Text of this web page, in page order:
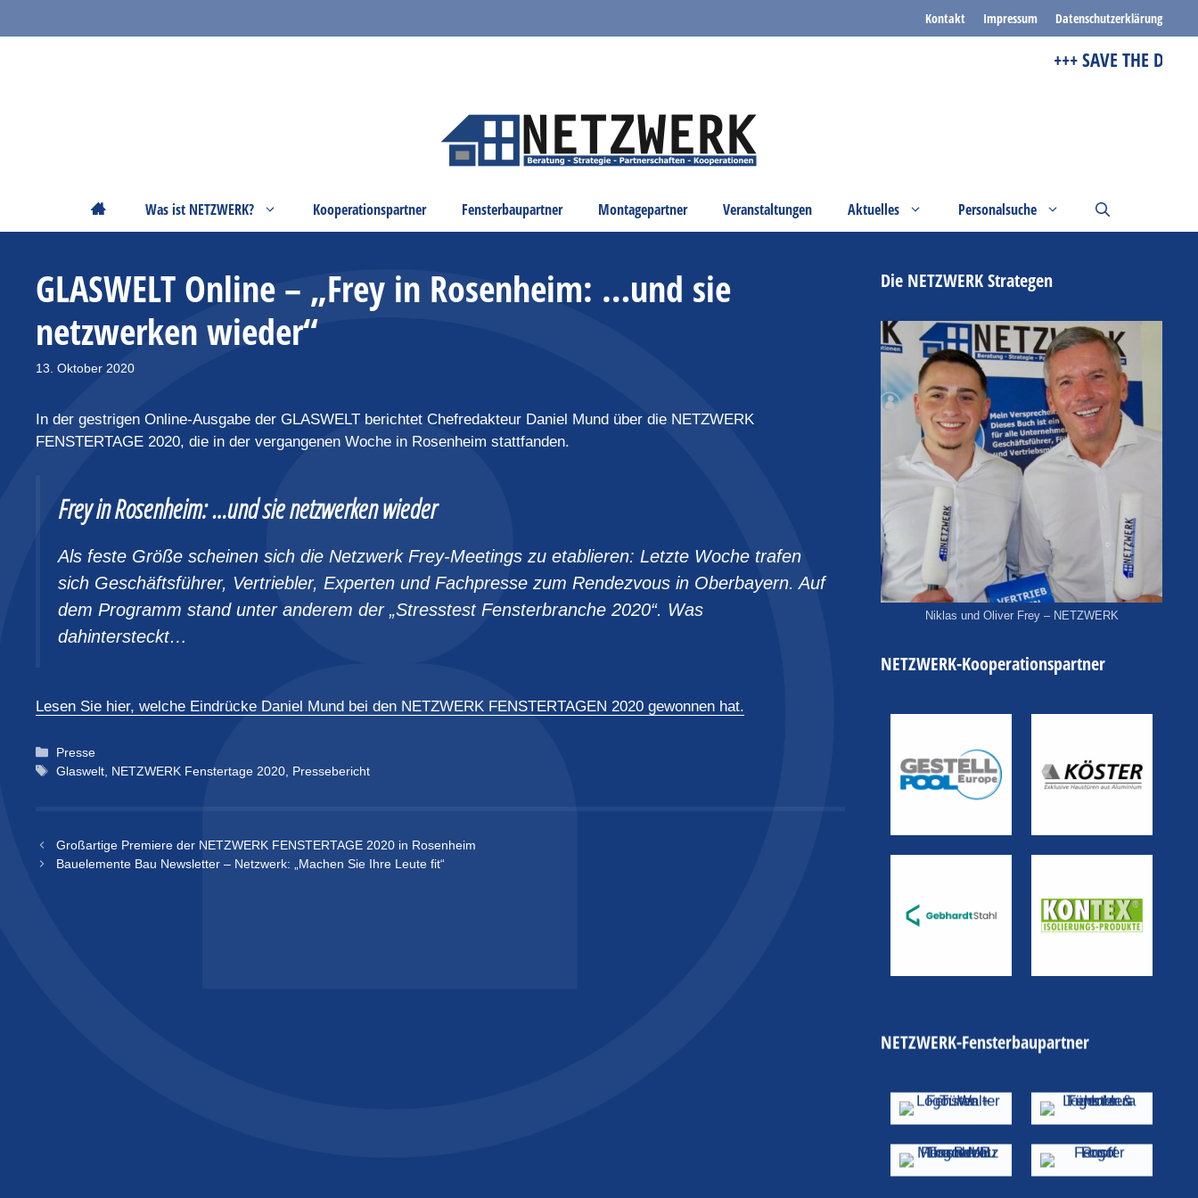
Inhalt
Kontakt Impressum Datenschutzerklärung
+++ SAVE THE DATE +++
StartseiteWas ist NETZWERK? Kooperationspartner Fensterbaupartner Montagepartner Veranstaltungen Aktuelles Personalsuche
GLASWELT Online – „Frey in Rosenheim: …und sie
netzwerken wieder“
13. Oktober 2020
In der gestrigen Online-Ausgabe der GLASWELT berichtet Chefredakteur Daniel Mund über die NETZWERK
FENSTERTAGE 2020, die in der vergangenen Woche in Rosenheim stattfanden.
Frey in Rosenheim: …und sie netzwerken wieder
Als feste Größe scheinen sich die Netzwerk Frey-Meetings zu etablieren: Letzte Woche trafen
sich Geschäftsführer, Vertriebler, Experten und Fachpresse zum Rendezvous in Oberbayern. Auf
dem Programm stand unter anderem der „Stresstest Fensterbranche 2020“. Was
dahintersteckt…
Lesen Sie hier, welche Eindrücke Daniel Mund bei den NETZWERK FENSTERTAGEN 2020 gewonnen hat.
Kategorien
Presse
Schlagwörter
Glaswelt NETZWERK Fenstertage 2020 Pressebericht
Großartige Premiere der NETZWERK FENSTERTAGE 2020 in Rosenheim
Bauelemente Bau Newsletter – Netzwerk: „Machen Sie Ihre Leute fit“
Die NETZWERK Strategen
Niklas und Oliver Frey – NETZWERK
NETZWERK-Kooperationspartner
NETZWERK-Fensterbaupartner